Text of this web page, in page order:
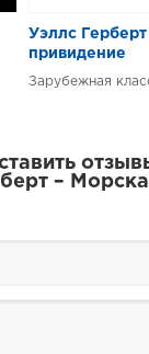
Уэллс
привидение
Зарубежная
–